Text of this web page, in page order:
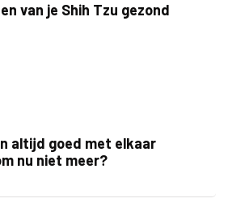
van je Shih Tzu gezond
altijd goed met elkaar
nu niet meer?